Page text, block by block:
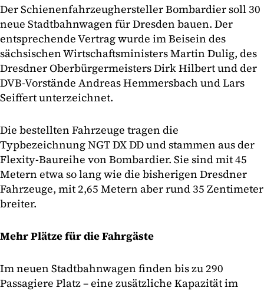
Der Schienenfahrzeughersteller Bombardier soll 30
neue Stadtbahnwagen für Dresden bauen. Der
entsprechende Vertrag wurde im Beisein des
sächsischen Wirtschaftsministers Martin Dulig, des
Dresdner Oberbürgermeisters Dirk Hilbert und der
DVB-Vorstände Andreas Hemmersbach und Lars
Seiffert unterzeichnet.
Die bestellten Fahrzeuge tragen die
Typbezeichnung NGT DX DD und stammen aus der
Flexity-Baureihe von Bombardier. Sie sind mit 45
Metern etwa so lang wie die bisherigen Dresdner
Fahrzeuge, mit 2,65 Metern aber rund 35 Zentimeter
breiter.
Mehr Plätze für die Fahrgäste
Im neuen Stadtbahnwagen finden bis zu 290
Passagiere Platz – eine zusätzliche Kapazität im